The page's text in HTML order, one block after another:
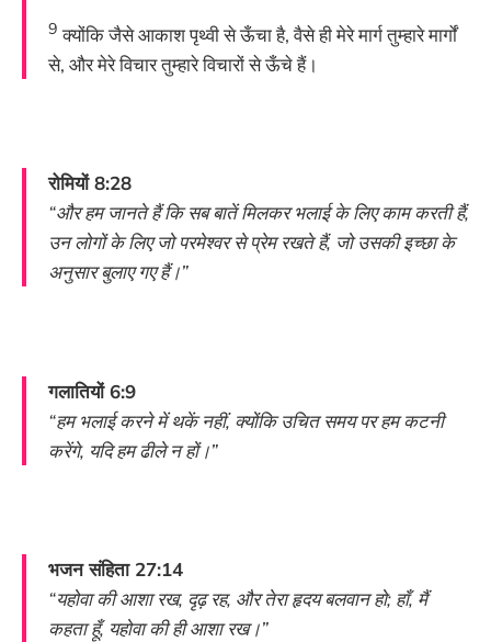
9क्योंकि जैसे आकाश पृथ्वी से ऊँचा है, वैसे ही मेरे मार्ग तुम्हारे मार्गों
से, और मेरे विचार तुम्हारे विचारों से ऊँचे हैं।
रोमियों 8:28
“और हम जानते हैं कि सब बातें मिलकर भलाई के लिए काम करती हैं,
उन लोगों के लिए जो परमेश्वर से प्रेम रखते हैं, जो उसकी इच्छा के
अनुसार बुलाए गए हैं।”
गलातियों 6:9
“हम भलाई करने में थकें नहीं, क्योंकि उचित समय पर हम कटनी
करेंगे, यदि हम ढीले न हों।”
भजन संहिता 27:14
“यहोवा की आशा रख, दृढ़ रह, और तेरा हृदय बलवान हो; हाँ, मैं
कहता हूँ, यहोवा की ही आशा रख।”